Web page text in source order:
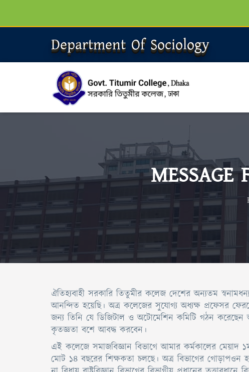
Department Of Sociology
MESSAGE
ঐতিহ্যবাহী সরকারি তিতুমীর কলেজ দেশের অন্যতম
আনন্দিত হয়েছি। অত্র কলেজের সুযোগ্য অধ্যক্ষ প্রফেসর
জন্য তিনি যে ডিজিটাল ও অটোমেশিন কমিটি গঠন
কৃতজ্ঞতা বশে আবদ্ধ করবেন।
এই কলেজে সমাজবিজ্ঞান বিভাগে আমার কর্মকালের
মোট ১৪ বছরের শিক্ষকতা চলছে। অত্র বিভাগের গোড়াপওন